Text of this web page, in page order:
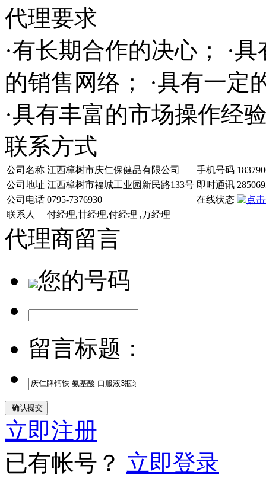
代理要求
·有长期合作的决心； ·
的销售网络； ·具有一定
·具有丰富的市场操作经
联系方式
公司名称 江西樟树市庆仁保健品有限公司 手机号码
公司地址 江西樟树市福城工业园新民路133号 即时通讯
公司电话 0795-7376930
在线状态
联系人
付经理,甘经理,付经理 ,万经理
代理商留言
您的号码
留言标题：
立即注册
已有帐号？ 立即登录